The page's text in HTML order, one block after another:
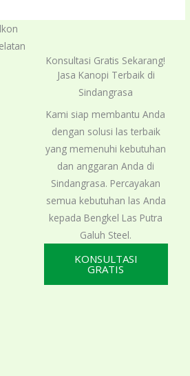
5
Konsultasi Gratis Sekarang!
Jasa Kanopi Terbaik di
Sindangrasa
Kami siap membantu Anda
dengan solusi las terbaik
yang memenuhi kebutuhan
dan anggaran Anda di
Sindangrasa. Percayakan
semua kebutuhan las Anda
kepada Bengkel Las Putra
Galuh Steel.
KONSULTASI
GRATIS